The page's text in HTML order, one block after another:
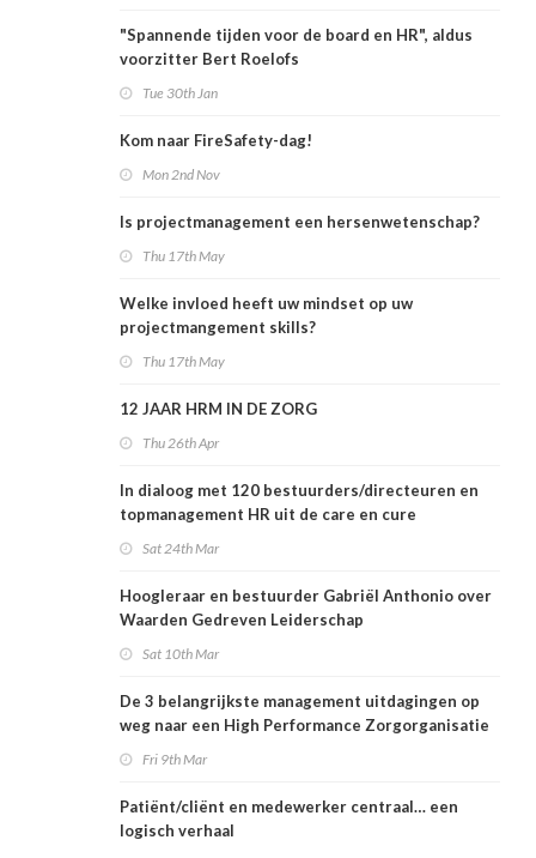
"Spannende tijden voor de board en HR", aldus
voorzitter Bert Roelofs
Tue 30th Jan
Kom naar FireSafety-dag!
Mon 2nd Nov
Is projectmanagement een hersenwetenschap?
Thu 17th May
Welke invloed heeft uw mindset op uw
projectmangement skills?
Thu 17th May
12 JAAR HRM IN DE ZORG
Thu 26th Apr
In dialoog met 120 bestuurders/directeuren en
topmanagement HR uit de care en cure
Sat 24th Mar
Hoogleraar en bestuurder Gabriël Anthonio over
Waarden Gedreven Leiderschap
Sat 10th Mar
De 3 belangrijkste management uitdagingen op
weg naar een High Performance Zorgorganisatie
Fri 9th Mar
Patiënt/cliënt en medewerker centraal… een
logisch verhaal